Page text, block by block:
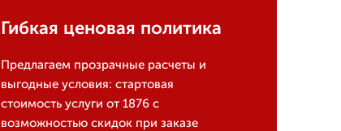
Гибкая ценовая политика
Предлагаем прозрачные расчеты и
выгодные условия: стартовая
стоимость услуги от 1876 с
возможностью скидок при заказе